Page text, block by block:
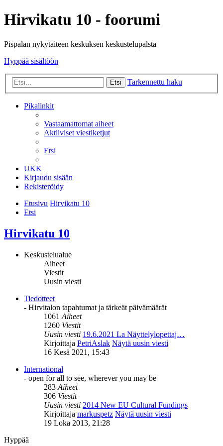
Hirvikatu 10 - foorumi
Pispalan nykytaiteen keskuksen keskustelupalsta
Hyppää sisältöön
Etsi Tarkennettu haku
Pikalinkit
Vastaamattomat aiheet
Aktiiviset viestiketjut
Etsi
UKK
Kirjaudu sisään
Rekisteröidy
Etusivu Hirvikatu 10
Etsi
Hirvikatu 10
Keskustelualue
Aiheet
Viestit
Uusin viesti
Tiedotteet
- Hirvitalon tapahtumat ja tärkeät päivämäärät
1061 Aiheet
1260 Viestit
Uusin viesti 19.6.2021 La Näyttelylopettaj…
Kirjoittaja PetriAslak Näytä uusin viesti
16 Kesä 2021, 15:43
International
- open for all to see, wherever you may be
283 Aiheet
306 Viestit
Uusin viesti 2014 New EU Cultural Fundings
Kirjoittaja markuspetz Näytä uusin viesti
19 Loka 2013, 21:28
Hyppää